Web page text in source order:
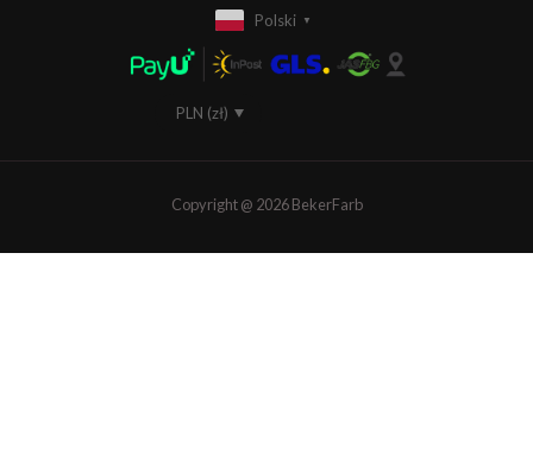
Polski ▼
PLN (zł)
Copyright @ 2026 BekerFarb